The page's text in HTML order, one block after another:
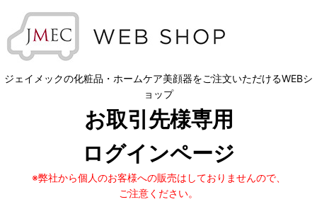
ジェイメックの化粧品・ホームケア美顔器をご注文いただけるWEBシ
ョップ
お取引先様専用
ログインページ
※弊社から個人のお客様への販売はしておりませんので、
ご注意ください。